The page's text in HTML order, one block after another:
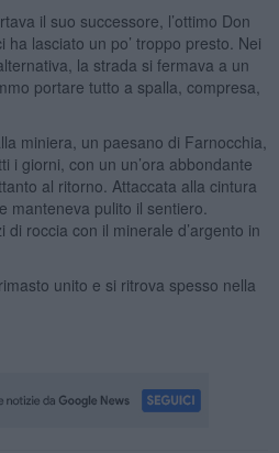
il suo successore, l’ottimo Don
lasciato un po’ troppo presto. Nei
la strada si fermava a un
portare tutto a spalla, compresa,
miniera, un paesano di Farnocchia,
i giorni, con un un’ora abbondante
al ritorno. Attaccata alla cintura
manteneva pulito il sentiero.
roccia con il minerale d’argento in
unito e si ritrova spesso nella